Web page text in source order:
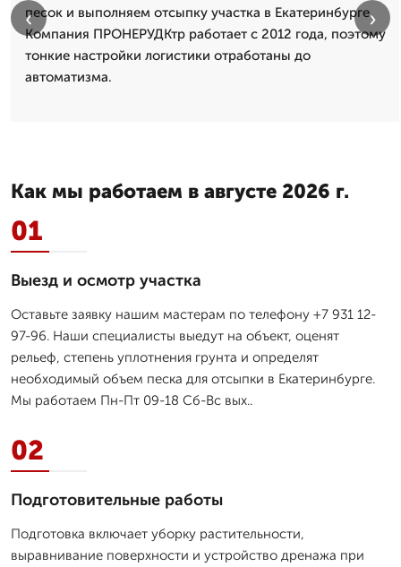
песок и выполняем отсыпку участка в Екатеринбурге.
Компания ПРОНЕРУДКтр работает с 2012 года, поэтому
тонкие настройки логистики отработаны до
автоматизма.
‹ ›
Как мы работаем в августе 2026 г.
01
Выезд и осмотр участка
Оставьте заявку нашим мастерам по телефону +7 931 12-
97-96. Наши специалисты выедут на объект, оценят
рельеф, степень уплотнения грунта и определят
необходимый объем песка для отсыпки в Екатеринбурге.
Мы работаем Пн-Пт 09-18 Сб-Вс вых..
02
Подготовительные работы
Подготовка включает уборку растительности,
выравнивание поверхности и устройство дренажа при